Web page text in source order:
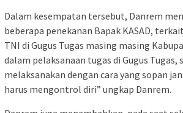
Dalam kesempatan tersebut, Danrem
beberapa penekanan Bapak KASAD,
TNI di Gugus Tugas masing masing
dalam pelaksanaan tugas di Gugus
melaksanakan dengan cara yang sopan
harus mengontrol diri” ungkap Danrem.